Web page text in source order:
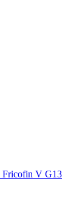
Fricofin V G13